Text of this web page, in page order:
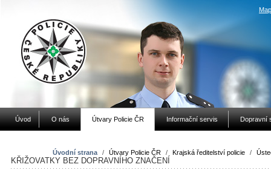
Úvod O nás Útvary Policie ČR Informační servis Dopravní
Úvodní strana / Útvary Policie ČR / Krajská ředitelství policie /
KŘIŽOVATKY BEZ DOPRAVNÍHO ZNAČENÍ